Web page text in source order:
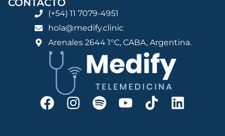
(+54) 11 7079-4951
hola@medify.clinic
Arenales 2644 1°C, CABA, Argentina.